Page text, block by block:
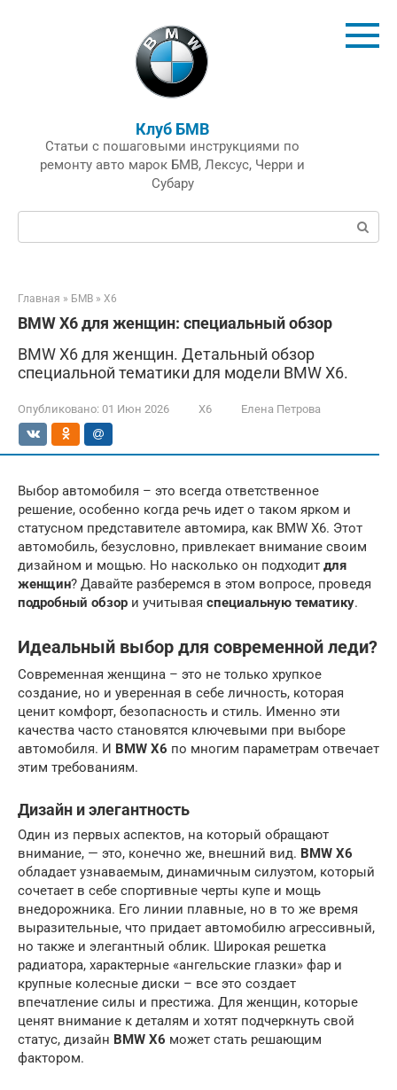
Клуб БМВ
Статьи с пошаговыми инструкциями по
ремонту авто марок БМВ, Лексус, Черри и
Субару
Поиск:
Главная » БМВ » X6
BMW X6 для женщин: специальный обзор
BMW X6 для женщин. Детальный обзор
специальной тематики для модели BMW X6.
Опубликовано: 01 Июн 2026 X6 Елена Петрова
Выбор автомобиля – это всегда ответственное
решение, особенно когда речь идет о таком ярком и
статусном представителе автомира, как BMW X6. Этот
автомобиль, безусловно, привлекает внимание своим
дизайном и мощью. Но насколько он подходит для
женщин? Давайте разберемся в этом вопросе, проведя
подробный обзор и учитывая специальную тематику.
Идеальный выбор для современной леди?
Современная женщина – это не только хрупкое
создание, но и уверенная в себе личность, которая
ценит комфорт, безопасность и стиль. Именно эти
качества часто становятся ключевыми при выборе
автомобиля. И BMW X6 по многим параметрам отвечает
этим требованиям.
Дизайн и элегантность
Один из первых аспектов, на который обращают
внимание, — это, конечно же, внешний вид. BMW X6
обладает узнаваемым, динамичным силуэтом, который
сочетает в себе спортивные черты купе и мощь
внедорожника. Его линии плавные, но в то же время
выразительные, что придает автомобилю агрессивный,
но также и элегантный облик. Широкая решетка
радиатора, характерные «ангельские глазки» фар и
крупные колесные диски – все это создает
впечатление силы и престижа. Для женщин, которые
ценят внимание к деталям и хотят подчеркнуть свой
статус, дизайн BMW X6 может стать решающим
фактором.